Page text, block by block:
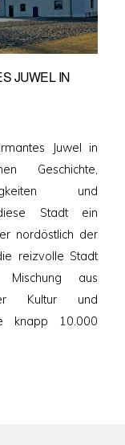
JUWEL IN
Juwel in
Geschichte,
und
Stadt ein
nordöstlich der
reizvolle Stadt
Mischung aus
Kultur und
knapp 10.000